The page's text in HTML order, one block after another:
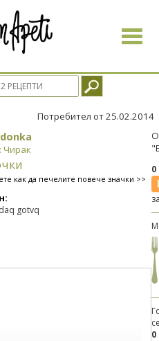
Toggle
Потребител от 25.02.2014
Чирак
как да печелите повече значки >>
gotvq
0